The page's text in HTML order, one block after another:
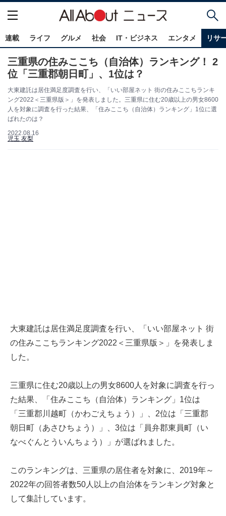
連載 ライフ グルメ 社会 IT・ビジネス エンタメ リサ
三重県の住みここち（自治体）ランキング！ 2
位「三重郡朝日町」、1位は？
大東建託は居住満足度調査を行い、「いい部屋ネット 街の住みここちランキ
ング2022＜三重県版＞」を発表しました。三重県に住む20歳以上の男女8600
人を対象に調査を行った結果、「住みここち（自治体）ランキング」1位に選
ばれたのは？
2022.08.16
児玉 友梨
大東建託は居住満足度調査を行い、「いい部屋ネット 街
の住みここちランキング2022＜三重県版＞」を発表しま
した。
三重県に住む20歳以上の男女8600人を対象に調査を行っ
た結果、「住みここち（自治体）ランキング」1位は
「三重郡川越町（かわごえちょう）」、2位は「三重郡
朝日町（あさひちょう）」、3位は「員弁郡東員町（い
なべぐんとういんちょう）」が選ばれました。
このランキングは、三重県の居住者を対象に、2019年～
2022年の回答者数50人以上の自治体をランキング対象と
して集計しています。